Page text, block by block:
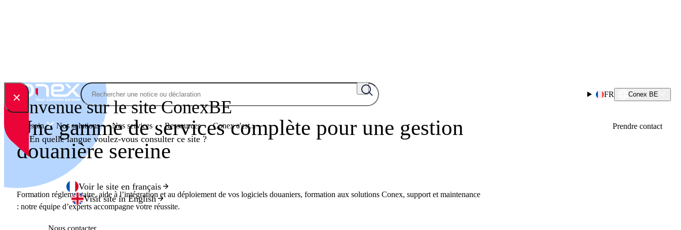
Skip to content Rechercher
FR Conex BE
Votre besoin Nos solutions Nos services Ressources Conex c'est... Prendre contact
Bienvenue sur le site ConexBE
En quelle langue voulez-vous consulter ce site ?
Voir le site en français
Visit site in English
Une gamme de services complète pour une gestion
douanière sereine
Formation réglementaire, aide à l’intégration et au déploiement de vos logiciels douaniers, formation aux solutions Conex, support et maintenance
: notre équipe d’experts accompagne votre réussite.